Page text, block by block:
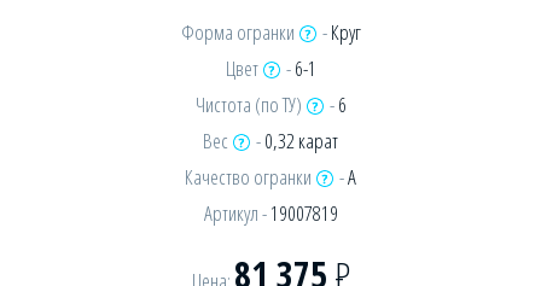
Форма огранки -Круг
Цвет
-6-1
Чистота (по ТУ)
-6
Вес
-0,32 карат
Качество огранки
-А
Артикул -19007819
81 375Р